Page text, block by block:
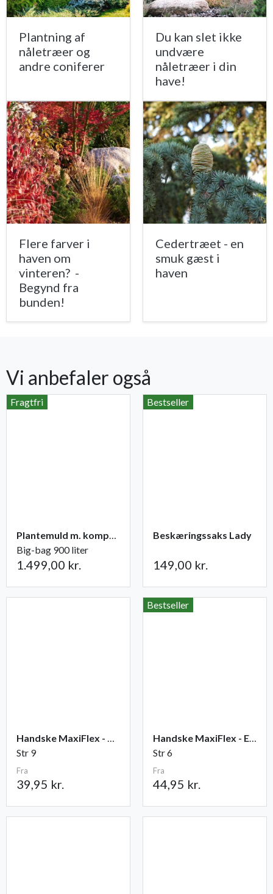
Plantning af
nåletræer og
andre coniferer
Du kan slet ikke
undvære
nåletræer i din
have!
Flere farver i
haven om
vinteren? -
Begynd fra
bunden!
Cedertræet - en
smuk gæst i
haven
Vi anbefaler også
Fragtfri
Plantemuld m. kompost fra Champost
Big-bag 900 liter
1.499,00 kr.
Bestseller
Beskæringssaks Lady
149,00 kr.
Handske MaxiFlex - Ultimate
Str 9
Fra
39,95 kr.
Bestseller
Handske MaxiFlex - Endurance
Str 6
Fra
44,95 kr.